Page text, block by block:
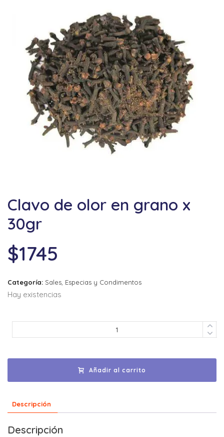
Clavo de olor en grano x
30gr
$1745
Categoría: Sales, Especias y Condimentos
Hay existencias
Añadir al carrito
Descripción
Descripción